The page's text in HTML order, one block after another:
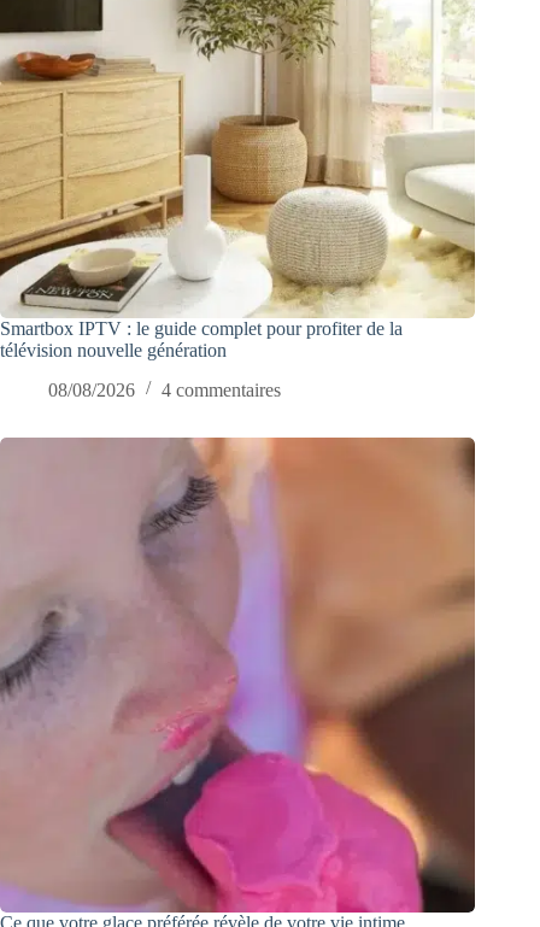
Smartbox IPTV : le guide complet pour profiter de la
télévision nouvelle génération
08/08/2026
4 commentaires